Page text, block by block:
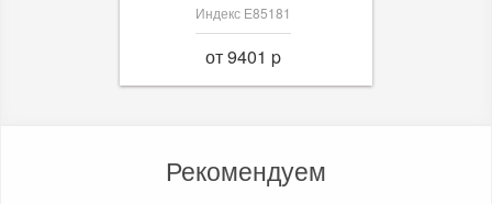
Индекс Е85181
от 9401 p
Рекомендуем